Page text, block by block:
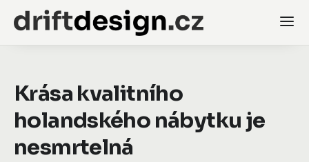
Krása kvalitního
holandského nábytku je
nesmrtelná